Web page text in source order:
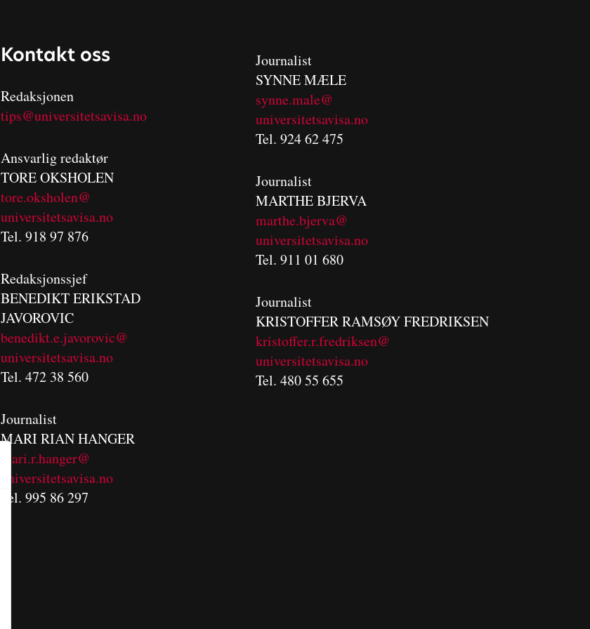
Kontakt oss
Redaksjonen
tips@universitetsavisa.no
Ansvarlig redaktør
TORE OKSHOLEN
tore.oksholen@
universitetsavisa.no
Tel. 918 97 876
Redaksjonssjef
BENEDIKTERIKSTAD
JAVOROVIC
benedikt.e.javorovic@
universitetsavisa.no
Tel. 472 38 560
Journalist
MARI RIAN HANGER
mari.r.hanger@
universitetsavisa.no
Tel. 995 86 297
Journalist
SYNNE MÆLE
synne.male@
universitetsavisa.no
Tel. 924 62 475
Journalist
MARTHE BJERVA
marthe.bjerva@
universitetsavisa.no
Tel. 911 01 680
Journalist
KRISTOFFER RAMSØY FREDRIKSEN
kristoffer.r.fredriksen@
universitetsavisa.no
Tel. 480 55 655